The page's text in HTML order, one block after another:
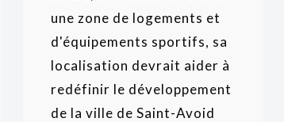
une zone de logements et
d'équipements sportifs, sa
localisation devrait aider à
redéfinir le développement
de la ville de Saint-Avoid